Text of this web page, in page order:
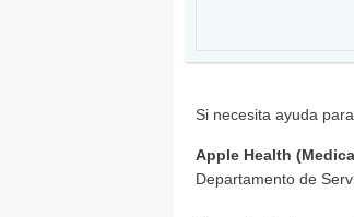
Si necesita ayuda
Apple Health
Departamento de